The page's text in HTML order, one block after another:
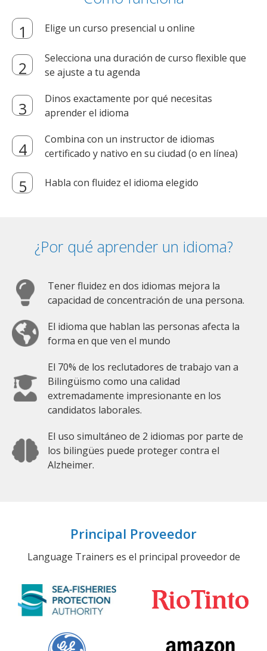
Elige un curso presencial u online
Selecciona una duración de curso flexible que
se ajuste a tu agenda
Dinos exactamente por qué necesitas
aprender el idioma
Combina con un instructor de idiomas
certificado y nativo en su ciudad (o en línea)
Habla con fluidez el idioma elegido
¿Por qué aprender un idioma?
Tener fluidez en dos idiomas mejora la
capacidad de concentración de una persona.
El idioma que hablan las personas afecta la
forma en que ven el mundo
El 70% de los reclutadores de trabajo van a
Bilingüismo como una calidad
extremadamente impresionante en los
candidatos laborales.
El uso simultáneo de 2 idiomas por parte de
los bilingües puede proteger contra el
Alzheimer.
Principal Proveedor
Language Trainers es el principal proveedor de